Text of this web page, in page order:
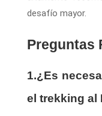
desafío mayor.
Preguntas
1.¿Es
el trekking al